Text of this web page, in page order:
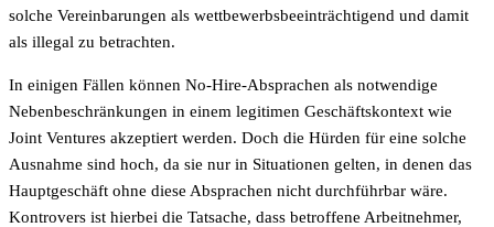
solche Vereinbarungen als wettbewerbsbeeinträchtigend und damit
als illegal zu betrachten.
In einigen Fällen können No-Hire-Absprachen als notwendige
Nebenbeschränkungen in einem legitimen Geschäftskontext wie
Joint Ventures akzeptiert werden. Doch die Hürden für eine solche
Ausnahme sind hoch, da sie nur in Situationen gelten, in denen das
Hauptgeschäft ohne diese Absprachen nicht durchführbar wäre.
Kontrovers ist hierbei die Tatsache, dass betroffene Arbeitnehmer,